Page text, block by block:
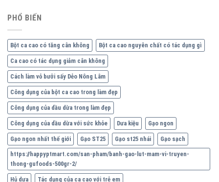
PHỔ BIẾN
Bột ca cao có tăng cân không Bột ca cao nguyên chất có tác dụng gì
Ca cao có tác dụng giảm cân không
Cách làm vỏ bưởi sấy Dẻo Nông Lâm
Công dụng của bột ca cao trong làm đẹp
Công dụng của dầu dừa trong làm đẹp
Công dụng của dầu dừa với sức khỏe Dưa kiệu Gạo ngon
Gạo ngon nhất thế giới Gạo ST25 Gạo st25 nhái Gạo sạch
https://happyptmart.com/san-pham/banh-gao-lut-mam-vi-truyen-
thong-gufoods-500gr-2/
Hủ dưa Tác dụng của ca cao với trẻ em